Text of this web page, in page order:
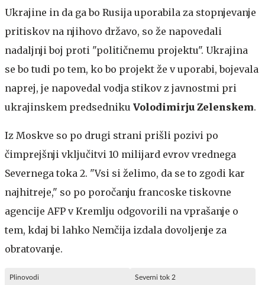
Ukrajine in da ga bo Rusija uporabila za stopnjevanje
pritiskov na njihovo državo, so že napovedali
nadaljnji boj proti "političnemu projektu". Ukrajina
se bo tudi po tem, ko bo projekt že v uporabi, bojevala
naprej, je napovedal vodja stikov z javnostmi pri
ukrajinskem predsedniku Volodimirju Zelenskem.
Iz Moskve so po drugi strani prišli pozivi po
čimprejšnji vključitvi 10 milijard evrov vrednega
Severnega toka 2. "Vsi si želimo, da se to zgodi kar
najhitreje," so po poročanju francoske tiskovne
agencije AFP v Kremlju odgovorili na vprašanje o
tem, kdaj bi lahko Nemčija izdala dovoljenje za
obratovanje.
Plinovodi Severni tok 2